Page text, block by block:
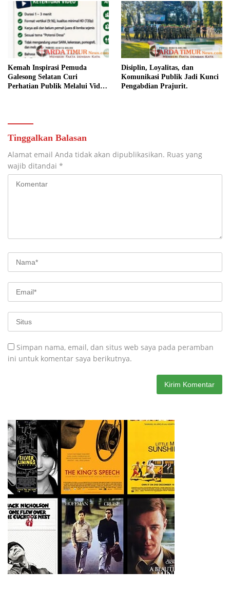
Kemah Inspirasi Pemuda
Galesong Selatan Curi
Perhatian Publik Melalui Video
Disiplin, Loyalitas, dan
Komunikasi Publik Jadi Kunci
Pengabdian Prajurit.
Tinggalkan Balasan
Alamat email Anda tidak akan dipublikasikan. Ruas yang
wajib ditandai *
Simpan nama, email, dan situs web saya pada peramban
ini untuk komentar saya berikutnya.